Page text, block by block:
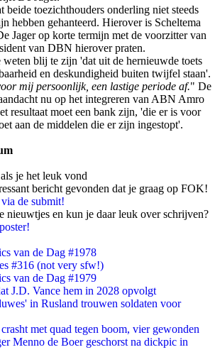
toezichthouders onderling niet steeds
hebben gehanteerd. Hierover is Scheltema
Jager op korte termijn met de voorzitter van
van DBN hierover praten.
weten blij te zijn 'dat uit de hernieuwde toets
en deskundigheid buiten twijfel staan'.
mij persoonlijk, een lastige periode af." De
nu op het integreren van ABN Amro
resultaat moet een bank zijn, 'die er is voor
aan de middelen die er zijn ingestopt'.
je het leuk vond
bericht gevonden dat je graag op FOK!
de submit!
nieuwtjes en kun je daar leuk over schrijven?
van de Dag #1978
#316 (not very sfw!)
van de Dag #1979
J.D. Vance hem in 2028 opvolgt
in Rusland trouwen soldaten voor
met quad tegen boom, vier gewonden
Menno de Boer geschorst na dickpic in